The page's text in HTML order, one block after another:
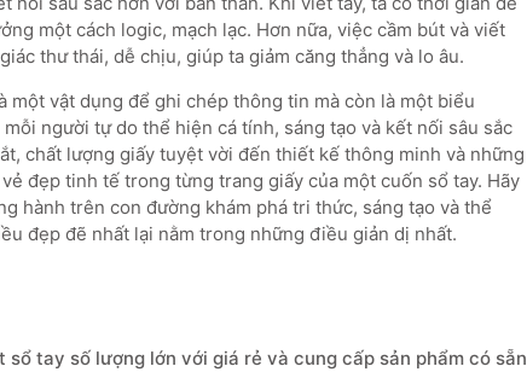
một cách logic, mạch lạc. Hơn nữa, việc cầm bút và viết
thư thái, dễ chịu, giúp ta giảm căng thẳng và lo âu.
một vật dụng để ghi chép thông tin mà còn là một biểu
người tự do thể hiện cá tính, sáng tạo và kết nối sâu sắc
chất lượng giấy tuyệt vời đến thiết kế thông minh và những
đẹp tinh tế trong từng trang giấy của một cuốn sổ tay. Hãy
hành trên con đường khám phá tri thức, sáng tạo và thể
đẹp đẽ nhất lại nằm trong những điều giản dị nhất.
tay số lượng lớn với giá rẻ và cung cấp sản phẩm có sẵn